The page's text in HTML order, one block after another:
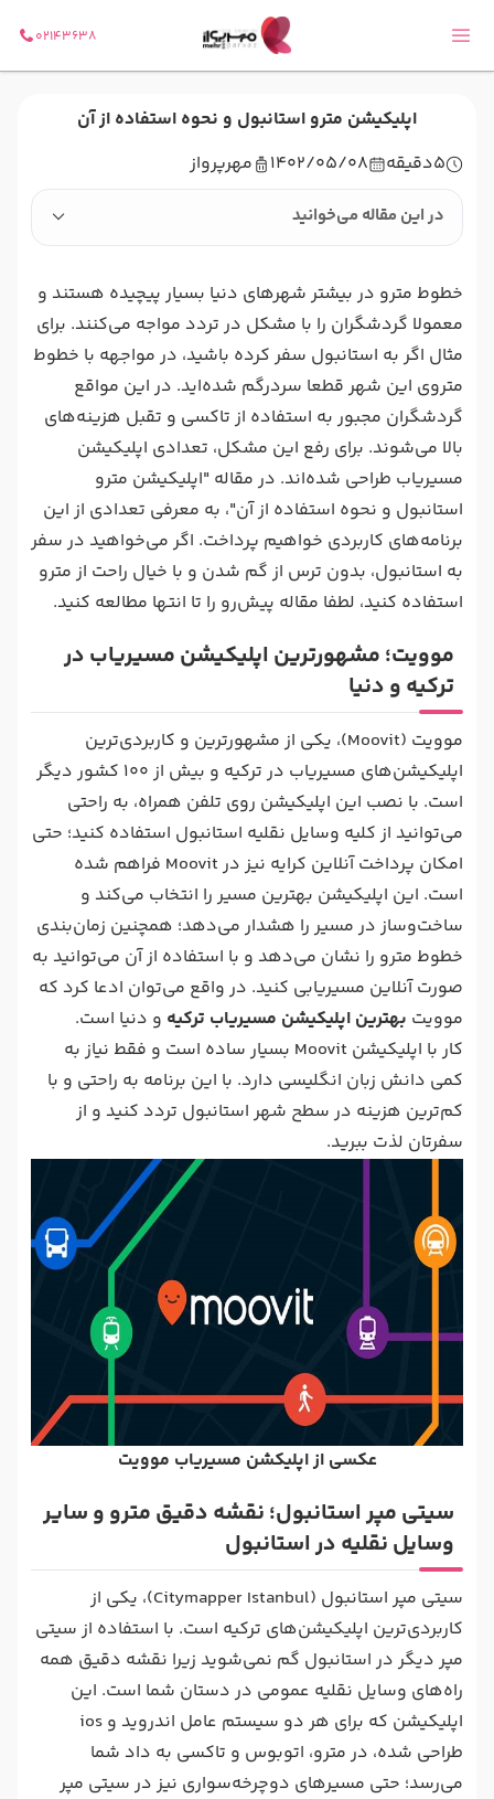
02143638
اپلیکیشن مترو استانبول و نحوه استفاده از آن
5دقیقه 1402/05/08 مهرپرواز
در این مقاله می‌خوانید
خطوط مترو در بیشتر شهرهای دنیا بسیار پیچیده هستند و
معمولا گردشگران را با مشکل در تردد مواجه می‌کنند. برای
مثال اگر به استانبول سفر کرده باشید، در مواجهه با خطوط
متروی این شهر قطعا سردرگم شده‌اید. در این مواقع
گردشگران مجبور به استفاده از تاکسی و تقبل هزینه‌های
بالا می‌شوند. برای رفع این مشکل، تعدادی اپلیکیشن
مسیریاب طراحی شده‌اند. در مقاله "اپلیکیشن مترو
استانبول و نحوه استفاده از آن"، به معرفی تعدادی از این
برنامه‌های کاربردی خواهیم پرداخت. اگر می‌خواهید در سفر
به استانبول، بدون ترس از گم شدن و با خیال راحت از مترو
استفاده کنید، لطفا مقاله پیش‌رو را تا انتها مطالعه کنید.
موویت؛ مشهورترین اپلیکیشن مسیریاب در
ترکیه و دنیا
موویت (Moovit)، یکی از مشهورترین و کاربردی‌ترین
اپلیکیشن‌های مسیریاب در ترکیه و بیش از ۱۰۰ کشور دیگر
است. با نصب این اپلیکیشن روی تلفن همراه، به راحتی
می‌توانید از کلیه وسایل نقلیه استانبول استفاده کنید؛ حتی
امکان پرداخت آنلاین کرایه نیز در Moovit فراهم شده
است. این اپلیکیشن بهترین مسیر را انتخاب می‌کند و
ساخت‌وساز در مسیر را هشدار می‌دهد؛ همچنین زمان‌بندی
خطوط مترو را نشان می‌دهد و با استفاده از آن می‌توانید به
صورت آنلاین مسیریابی کنید. در واقع می‌توان ادعا کرد که
موویت بهترین اپلیکیشن مسیریاب ترکیه و دنیا است.
کار با اپلیکیشن Moovit بسیار ساده است و فقط نیاز به
کمی دانش زبان انگلیسی دارد. با این برنامه به راحتی و با
کم‌ترین هزینه در سطح شهر استانبول تردد کنید و از
سفرتان لذت ببرید.
عکسی از اپلیکشن مسیریاب موویت
سیتی مپر استانبول؛ نقشه دقیق مترو و سایر
وسایل نقلیه در استانبول
سیتی مپر استانبول (Citymapper Istanbul)، یکی از
کاربردی‌ترین اپلیکیشن‌های ترکیه است. با استفاده از سیتی
مپر دیگر در استانبول گم نمی‌شوید زیرا نقشه دقیق همه
راه‌های وسایل نقلیه عمومی در دستان شما است. این
اپلیکیشن که برای هر دو سیستم عامل اندروید و ios
طراحی شده، در مترو، اتوبوس و تاکسی به داد شما
می‌رسد؛ حتی مسیرهای دوچرخه‌سواری نیز در سیتی مپر